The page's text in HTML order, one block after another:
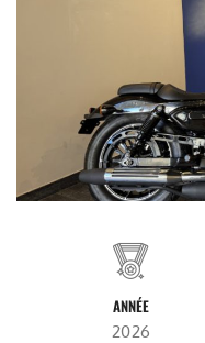
ANNÉE
2026